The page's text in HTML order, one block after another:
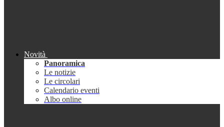
Novità
Panoramica
Le notizie
Le circolari
Calendario eventi
Albo online